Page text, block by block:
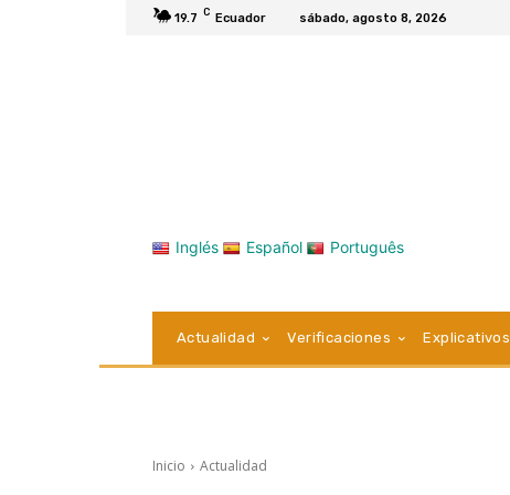
19.7 C Ecuador sábado, agosto 8, 2026
Inglés Español Português
Actualidad Verificaciones Explicativos
Inicio Actualidad